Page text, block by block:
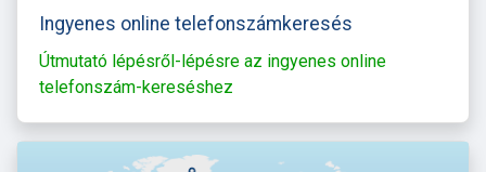
Ingyenes online telefonszámkeresés
Útmutató lépésről-lépésre az ingyenes online
telefonszám-kereséshez